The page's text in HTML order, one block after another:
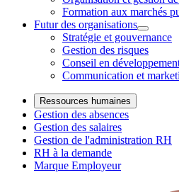
Formation aux marchés
Futur des organisations
Stratégie et gouvernance
Gestion des risques
Conseil en
Communication et
Ressources humaines
Gestion des absences
Gestion des salaires
Gestion de l'administration RH
RH à la demande
Marque Employeur